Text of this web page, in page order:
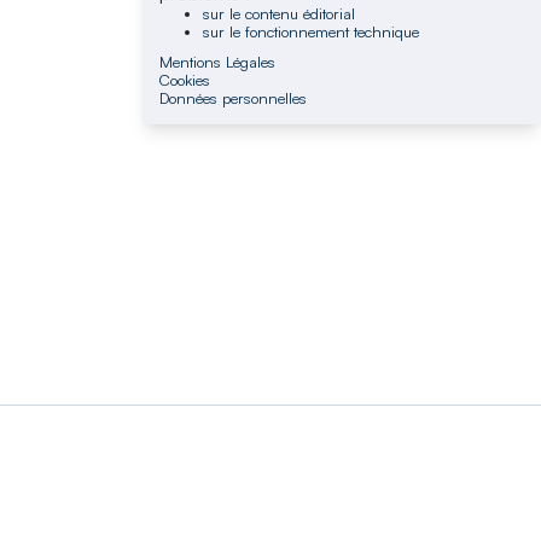
sur le contenu éditorial
sur le fonctionnement technique
Mentions Légales
Cookies
Données personnelles